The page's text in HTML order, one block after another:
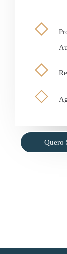
Quero